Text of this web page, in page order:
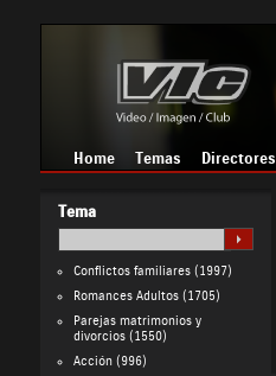
Home Temas Directores
Tema
Conflictos familiares(1997)
Romances Adultos(1705)
Parejas matrimonios y
divorcios(1550)
Acción(996)